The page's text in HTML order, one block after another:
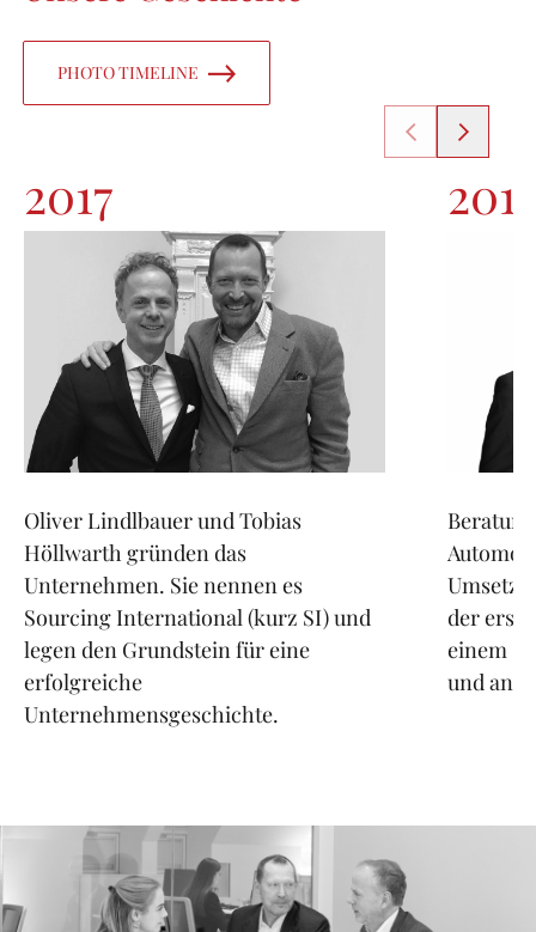
PHOTO TIMELINE
2017
Oliver Lindlbauer und Tobias
Höllwarth gründen das
Unternehmen. Sie nennen es
Sourcing International (kurz SI) und
legen den Grundstein für eine
erfolgreiche
der
einem